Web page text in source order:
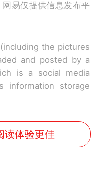
易仅提供信息发布平
the pictures
and posted by a
is a social media
information storage
读体验更佳